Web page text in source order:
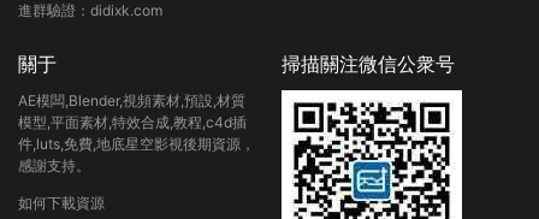
進群驗證：didixk.com
關于
AE模闆,Blender,視頻素材,預設,材質
模型,平面素材,特效合成,教程,c4d插
件,luts,免費,地底星空影視後期資源，
感謝支持。
如何下載資源
掃描關注微信公衆号